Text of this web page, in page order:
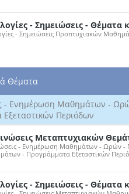
- Σημειώσεις - Θέματα
- Σημειώσεις Προπτυχιακών
Θέματα
- Ενημέρωση Μαθημάτων -
Περιόδων
Μεταπτυχιακών
- Ενημέρωση Μαθημάτων - Ωρών -
- Προγράμματα Εξεταστικών
- Σημειώσεις - Θέματα